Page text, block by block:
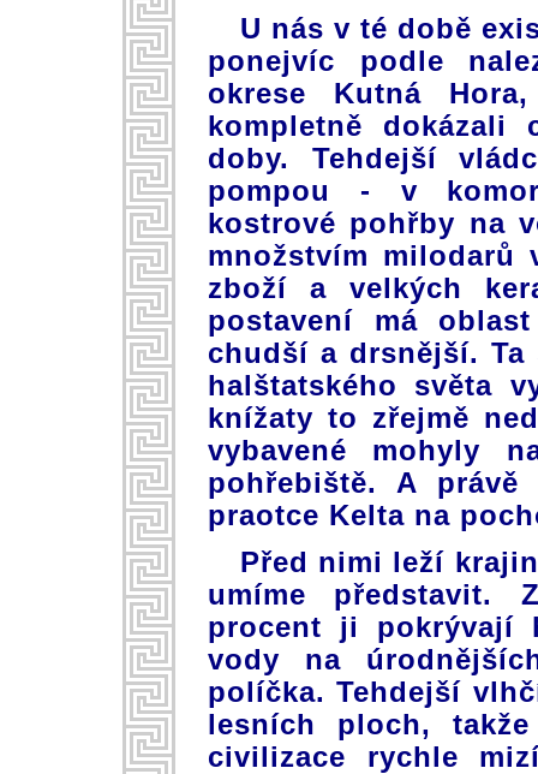
U nás v té době
ponejvíc podle
okrese Kutná
kompletně dokázali
doby. Tehdejší
pompou - v
kostrové pohřby na
množstvím milodarů
zboží a velkých
postavení má
chudší a drsnější.
halštatského světa
knížaty to zřejmě
vybavené mohyly
pohřebiště. A
praotce Kelta na
Před nimi leží
umíme představit.
procent ji pokrývají
vody na
políčka. Tehdejší
lesních ploch,
civilizace rychle